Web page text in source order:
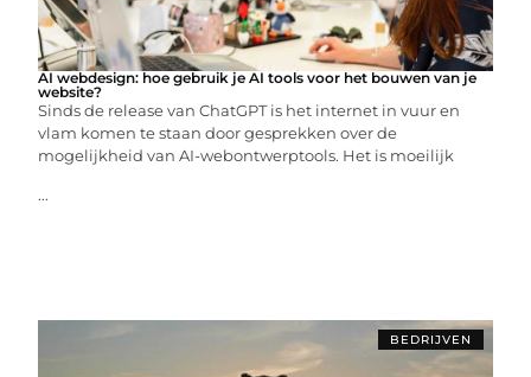
AI webdesign: hoe gebruik je AI tools voor het bouwen van je
website?
Sinds de release van ChatGPT is het internet in vuur en
vlam komen te staan door gesprekken over de
mogelijkheid van AI-webontwerptools. Het is moeilijk
...
BEDRIJVEN